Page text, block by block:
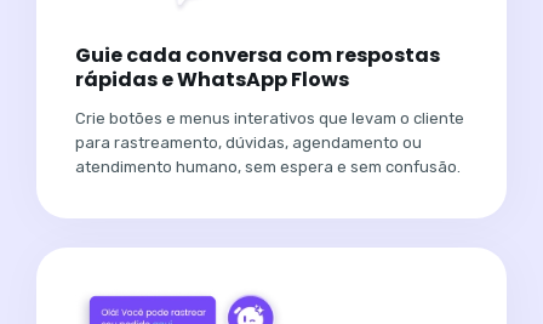
Guie cada conversa com respostas
rápidas e WhatsApp Flows
Crie botões e menus interativos que levam o cliente
para rastreamento, dúvidas, agendamento ou
atendimento humano, sem espera e sem confusão.